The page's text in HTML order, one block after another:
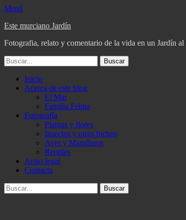
Menú
Este murciano Jardín
Fotografia, relato y comentario de la vida en un Jardín
Buscar:
Menú
principal
Saltar
Inicio
Acerca de este blog
El Mar
Familia Felina
Fotografía
Plantas y flores
Insectos y otros bichos
Aves y Mamíferos
Reptiles
Aviso legal
Contacta
Buscar
Buscar: